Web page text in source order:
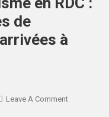
de
à
Leave A Comment